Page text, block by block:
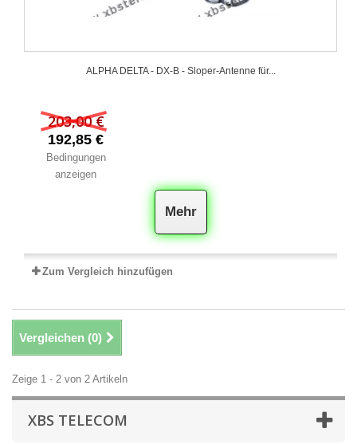
ALPHA DELTA - DX-B - Sloper-Antenne für...
203,00 €
192,85 €
Bedingungen
anzeigen
Mehr
Zum Vergleich hinzufügen
Vergleichen (0)
Zeige 1 - 2 von 2 Artikeln
XBS TELECOM